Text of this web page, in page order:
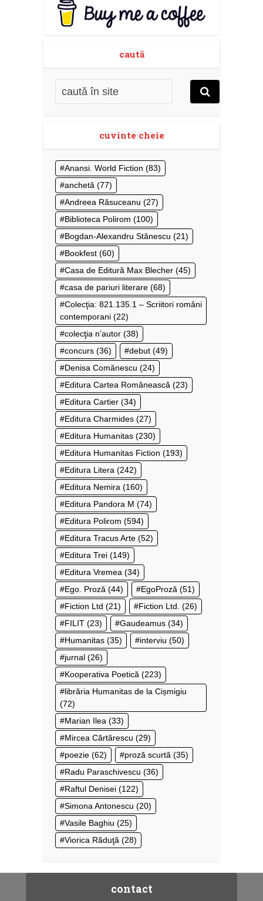
caută
cuvinte cheie
Anansi. World Fiction (83)
anchetă (77)
Andreea Răsuceanu (27)
Biblioteca Polirom (100)
Bogdan-Alexandru Stănescu (21)
Bookfest (60)
Casa de Editură Max Blecher (45)
casa de pariuri literare (68)
Colecţia: 821.135.1 – Scriitori români
contemporani (22)
colecţia n’autor (38)
concurs (36) debut (49)
Denisa Comănescu (24)
Editura Cartea Românească (23)
Editura Cartier (34)
Editura Charmides (27)
Editura Humanitas (230)
Editura Humanitas Fiction (193)
Editura Litera (242)
Editura Nemira (160)
Editura Pandora M (74)
Editura Polirom (594)
Editura Tracus Arte (52)
Editura Trei (149)
Editura Vremea (34)
Ego. Proză (44) EgoProză (51)
Fiction Ltd (21) Fiction Ltd. (26)
FILIT (23) Gaudeamus (34)
Humanitas (35) interviu (50)
jurnal (26)
Kooperativa Poetică (223)
librăria Humanitas de la Cișmigiu
(72)
Marian Ilea (33)
Mircea Cărtărescu (29)
poezie (62) proză scurtă (35)
Radu Paraschivescu (36)
Raftul Denisei (122)
Simona Antonescu (20)
Vasile Baghiu (25)
Viorica Răduţă (28)
contact